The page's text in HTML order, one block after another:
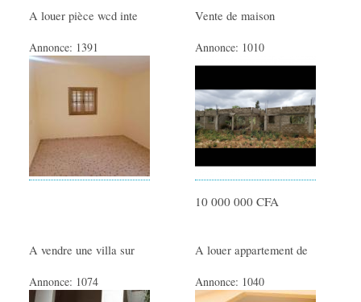
A louer pièce wcd inte
Annonce: 1391
Vente de maison
Annonce: 1010
10 000 000 CFA
A vendre une villa sur
Annonce: 1074
A louer appartement de
Annonce: 1040